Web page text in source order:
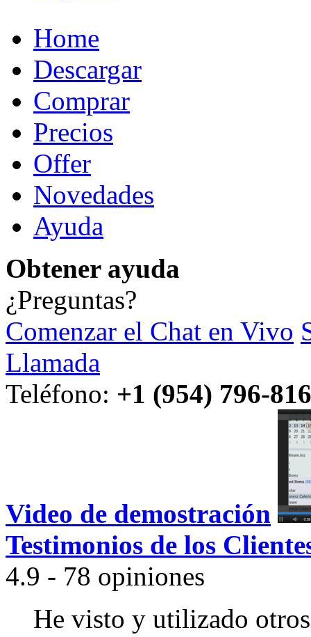
Home
Descargar
Comprar
Precios
Offer
Novedades
Ayuda
Obtener ayuda
¿Preguntas?
Comenzar el Chat en Vivo
Llamada
Teléfono: +1 (954) 796-
Video de demostración
Testimonios de los
4.9 - 78 opiniones
He visto y utilizado